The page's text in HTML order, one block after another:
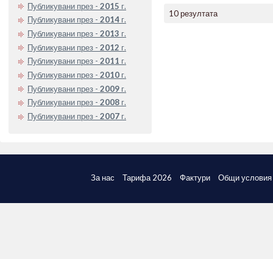
Публикувани през - 2015 г.
Публикувани през - 2014 г.
Публикувани през - 2013 г.
Публикувани през - 2012 г.
Публикувани през - 2011 г.
Публикувани през - 2010 г.
Публикувани през - 2009 г.
Публикувани през - 2008 г.
Публикувани през - 2007 г.
10 резултата
За нас Тарифа 2026 Фактури Общи условия